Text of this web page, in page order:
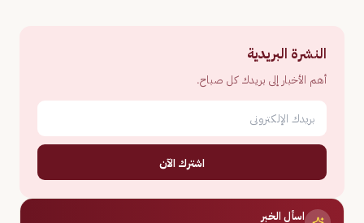
النشرة البريدية
أهم الأخبار إلى بريدك كل صباح.
اشترك الآن
اسأل الخبر